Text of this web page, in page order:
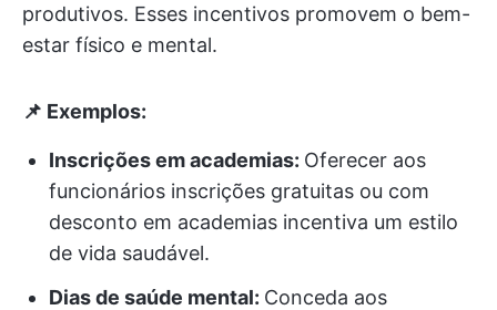
produtivos. Esses incentivos promovem o bem-
estar físico e mental.
📌 Exemplos:
Inscrições em academias: Oferecer aos
funcionários inscrições gratuitas ou com
desconto em academias incentiva um estilo
de vida saudável.
Dias de saúde mental: Conceda aos